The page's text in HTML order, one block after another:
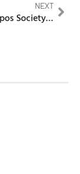
NEXT
Porque Campos Society podem quebrar?